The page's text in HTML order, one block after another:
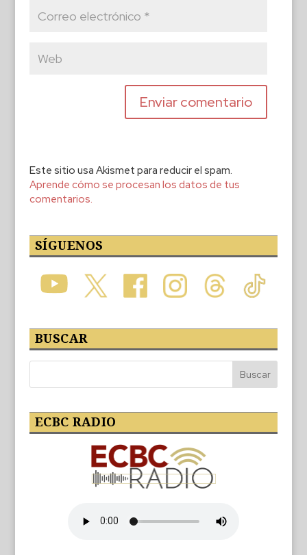
Este sitio usa Akismet para reducir el spam.
Aprende cómo se procesan los datos de tus
comentarios.
SÍGUENOS
BUSCAR
ECBC RADIO